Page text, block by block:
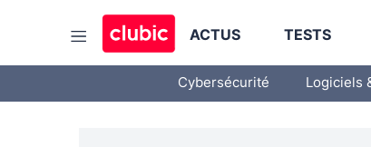
ACTUS TESTS
Cybersécurité Logiciels